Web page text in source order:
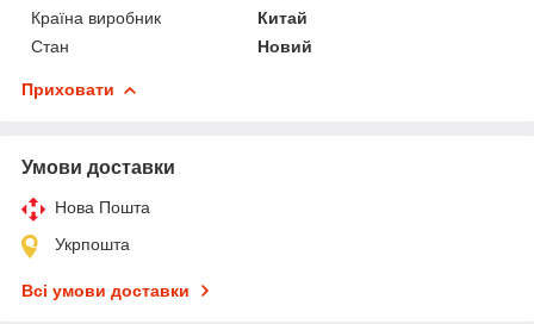
Країна виробник
Китай
Стан
Новий
Приховати
Умови доставки
Нова Пошта
Укрпошта
Всі умови доставки